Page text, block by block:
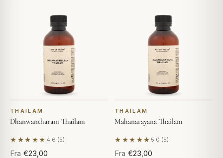
THAILAM
Dhanwantharam Thailam
★★★★★ 4.6 (5)
Baseret på 5 anmeldelser
Fra €23,00
THAILAM
Mahanarayana Thailam
★★★★★ 5.0 (5)
Baseret på 5 anmeldelser
Fra €23,00